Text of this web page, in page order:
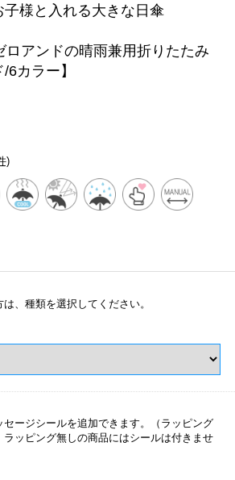
子様と入れる大きな日傘
ロアンドの晴雨兼用折りたたみ
6カラー】
)
、種類を選択してください。
セージシールを追加できます。（ラッピング
ッピング無しの商品にはシールは付きませ